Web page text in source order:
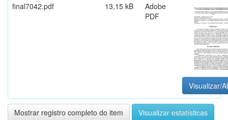
final7042.pdf
13,15 kB
Adobe
PDF
Visualizar/
Mostrar registro completo do item Visualizar estatísticas